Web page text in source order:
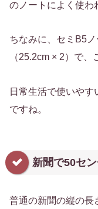
のノートによく使わ
ちなみに、セミB5
（25.2cm × 2）で、
日常生活で使いや
ですね。
新聞で50セ
普通の新聞の縦の長